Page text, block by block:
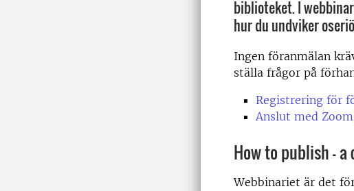
biblioteket. I
hur du undviker
Ingen föranmälan
ställa frågor på
Registrering för
Anslut med Zoom
How to publish –
Webbinariet är det